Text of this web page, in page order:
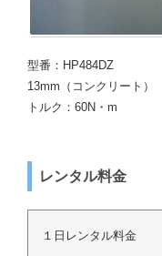
型番：HP484DZ
13mm（コンクリート）
トルク：60N・m
レンタル料金
１日レンタル料金